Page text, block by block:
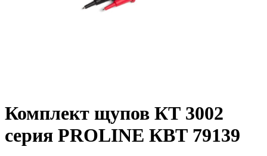
Комплект щупов КТ 3002
серия PROLINE КВТ 79139